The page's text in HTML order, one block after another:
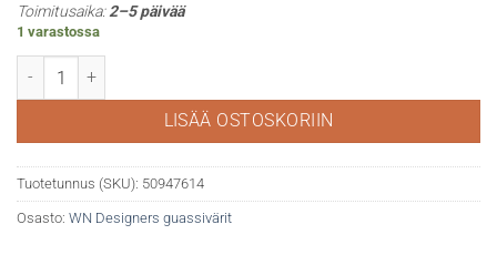
Toimitusaika:2–5 päivää
1 varastossa
WN Designers gouache 360 Light purple määrä
LISÄÄ OSTOSKORIIN
Tuotetunnus (SKU): 50947614
Osasto: WN Designers guassivärit